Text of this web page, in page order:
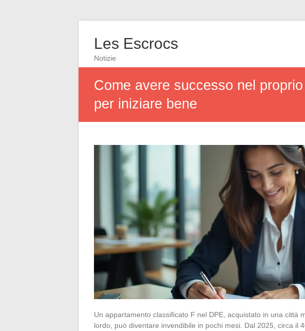
Les Escrocs
Notizie
Come avere successo nel
per iniziare bene
Un appartamento classificato F nel DPE, acquistato in una città
lordo, può diventare invendibile in pochi mesi. Dal 2025, circa il